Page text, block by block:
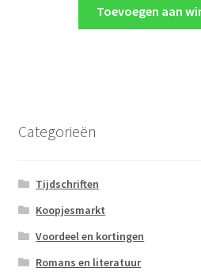
was:
Toevoegen aan
Categorieën
Tijdschriften
Koopjesmarkt
Voordeel en kortingen
Romans en literatuur